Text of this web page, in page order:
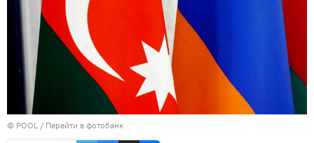
© POOL / Перейти в фотобанк